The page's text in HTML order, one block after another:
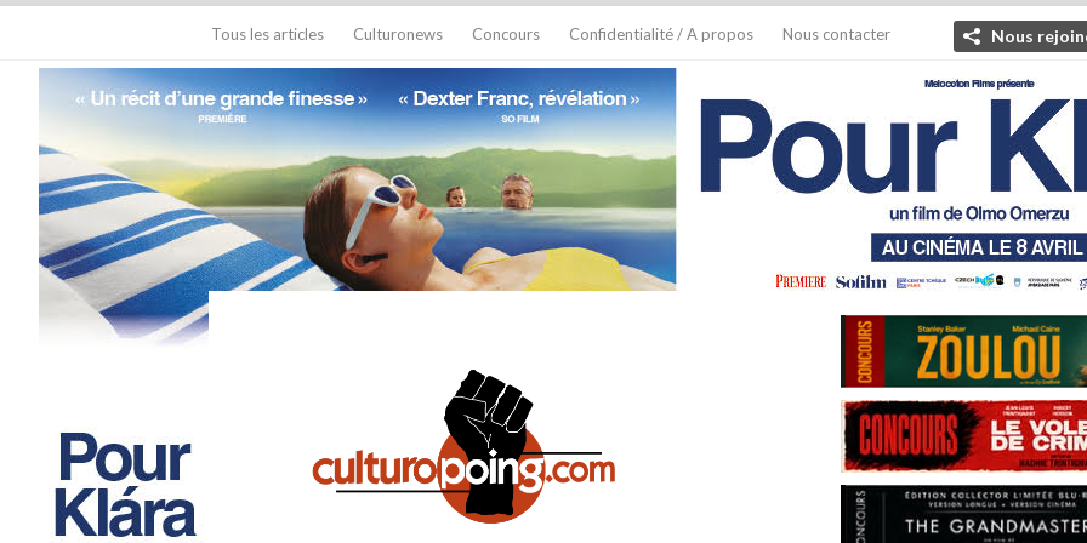
Tous les articles Culturonews Concours Confidentialité / A propos Nous contacter Nous